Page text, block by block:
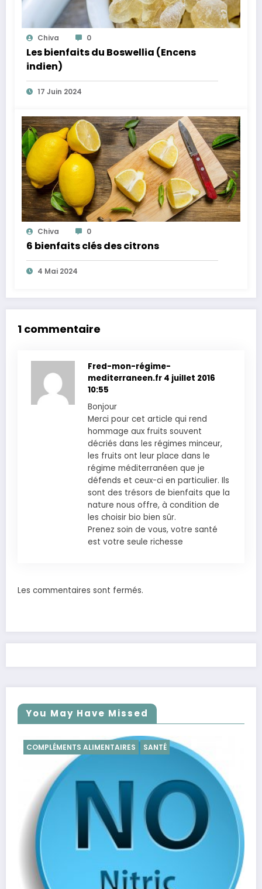
Chiva 0
Les bienfaits du Boswellia (Encens
indien)
17 Juin 2024
Chiva 0
6 bienfaits clés des citrons
4 Mai 2024
1 commentaire
Fred-mon-régime-
mediterraneen.fr 4 juillet 2016
10:55
Bonjour
Merci pour cet article qui rend
hommage aux fruits souvent
décriés dans les régimes minceur,
les fruits ont leur place dans le
régime méditerranéen que je
défends et ceux-ci en particulier. Ils
sont des trésors de bienfaits que la
nature nous offre, à condition de
les choisir bio bien sûr.
Prenez soin de vous, votre santé
est votre seule richesse
Les commentaires sont fermés.
You May Have Missed
ÉCOLOGIE-RECYCLAGE SANTÉ